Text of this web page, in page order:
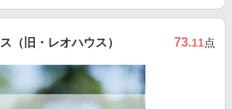
（旧・レオハウス） 73.11点